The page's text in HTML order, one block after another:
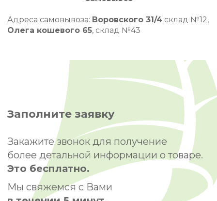
Адреса самовывоза: Воровского 31/4 склад №12,
Олега кошевого 65, склад №43
Заполните заявку
Закажите звонок для получение
более детальной информации о товаре.
Это бесплатно.
Мы свяжемся с Вами